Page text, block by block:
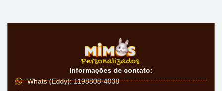
Informações de contato:
Whats (Eddy): 1198808-4038